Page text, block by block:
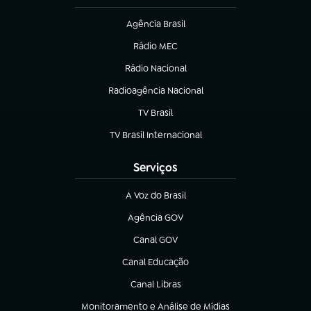
Agência Brasil
(abre em nova aba)
Rádio MEC
(abre em nova aba)
Rádio Nacional
Radioagência Nacional
(abre em nova aba)
TV Brasil
(abre em nova aba)
TV Brasil Internacional
(abre em nova aba)
Serviços
A Voz do Brasil
(abre em nova aba)
Agência GOV
(abre em nova aba)
Canal GOV
(abre em nova aba)
Canal Educação
(abre em nova aba)
Canal Libras
(abre em nova aba)
Monitoramento e Análise de Mídias